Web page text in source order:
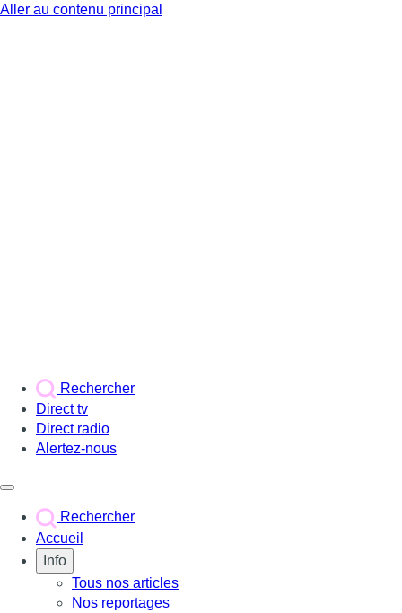
Aller au contenu principal
Rechercher
Direct tv
Direct radio
Alertez-nous
Rechercher
Accueil
Info
Tous nos articles
Nos reportages